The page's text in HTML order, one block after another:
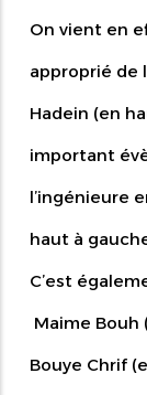
On vient en
approprié de
Hadein (en
important
l’ingénieure
haut à
C’est
Maime
Bouye Chrif